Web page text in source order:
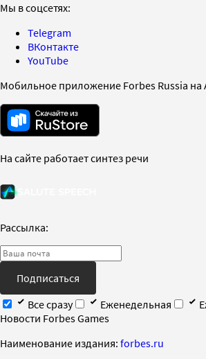
Мы в соцсетях:
Telegram
ВКонтакте
YouTube
Мобильное приложение Forbes Russia на
На сайте работает синтез речи
Рассылка:
Подписаться
Все сразу
Еженедельная
Новости Forbes Games
Наименование издания: forbes.ru